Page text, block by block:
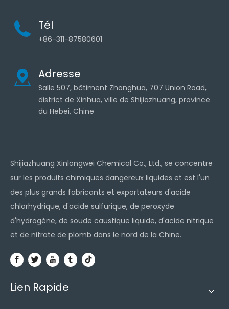
Tél
+86-311-87580601
Adresse
Salle 507, bâtiment Zhonghua, 707 Union Road,
district de Xinhua, ville de Shijiazhuang, province
du Hebei, Chine
Shijiazhuang Xinlongwei Chemical Co., Ltd., se concentre
sur les produits chimiques dangereux liquides et est l'un
des plus grands fabricants et exportateurs d'acide
chlorhydrique, d'acide sulfurique, de peroxyde
d'hydrogène, de soude caustique liquide, d'acide nitrique
et de nitrate de plomb dans le nord de la Chine.
Lien Rapide